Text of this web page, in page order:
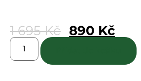
1 695Kč 890 Kč